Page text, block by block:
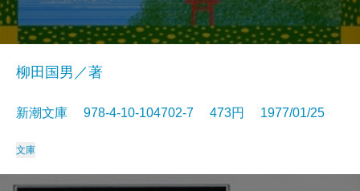
柳田国男／著
新潮文庫 978-4-10-104702-7 473円 1977/01/25
文庫